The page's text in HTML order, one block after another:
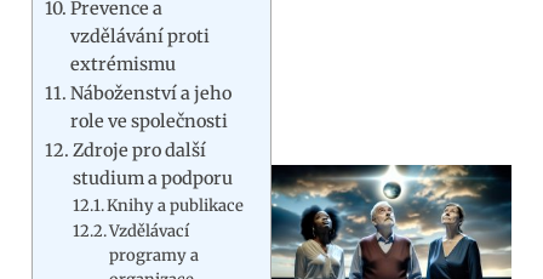
Prevence a
vzdělávání proti
extrémismu
Náboženství a jeho
role ve společnosti
Zdroje pro další
studium a podporu
Knihy a publikace
Vzdělávací
programy a